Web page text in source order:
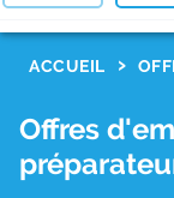
ACCUEIL
Offres